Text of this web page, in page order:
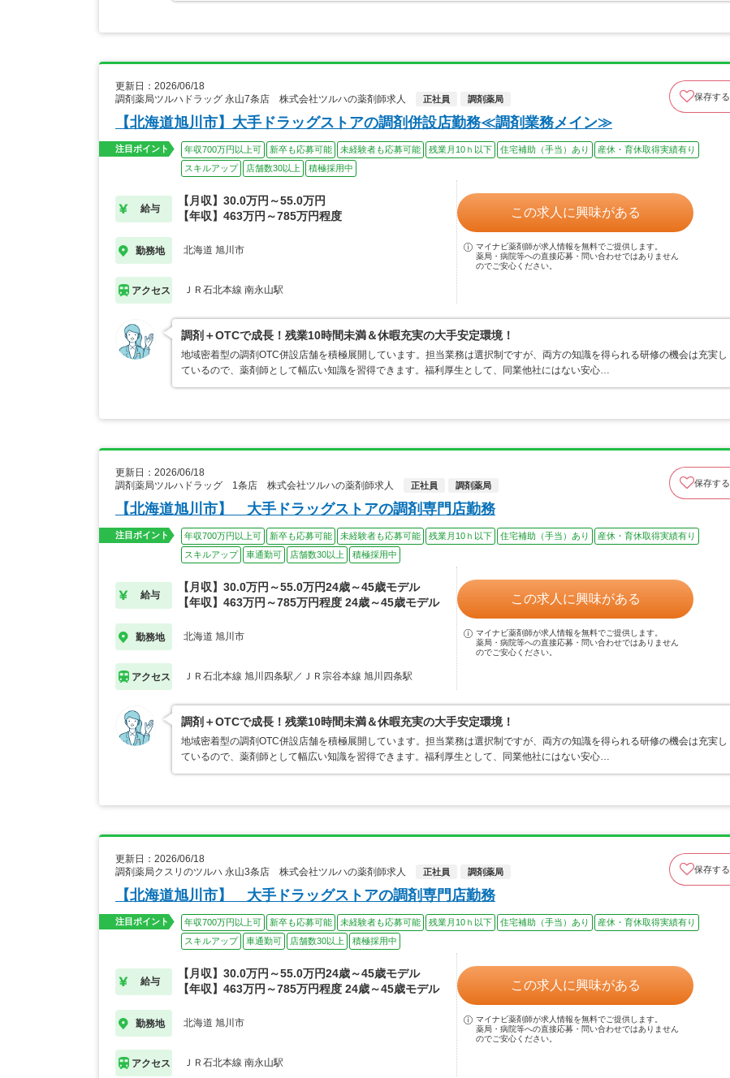
更新日：2026/06/18
調剤薬局ツルハドラッグ 永山7条店 株式会社ツルハの薬剤師求人
正社員 調剤薬局 保存する
【北海道旭川市】大手ドラッグストアの調剤併設店勤務≪調剤業務メイン≫
注目ポイント 年収700万円以上可 新卒も応募可能 未経験者も応募可能 残業月10ｈ以下 住宅補助（手当）あり
産休・育休取得実績有り
スキルアップ
店舗数30以上 積極採用中
給与
【月収】30.0万円～55.0万円
【年収】463万円～785万円程度
勤務地 北海道 旭川市
アクセス ＪＲ石北本線 南永山駅
この求人に興味がある
マイナビ薬剤師が求人情報を無料でご提供します。
薬局・病院等への直接応募・問い合わせではありません
のでご安心ください。
調剤＋OTCで成長！残業10時間未満＆休暇充実の大手安定環境！
地域密着型の調剤OTC併設店舗を積極展開しています。担当業務は選択制ですが、両方の知識を得られる研修の機会は充実し
ているので、薬剤師として幅広い知識を習得できます。福利厚生として、同業他社にはない安心…
更新日：2026/06/18
調剤薬局ツルハドラッグ 1条店 株式会社ツルハの薬剤師求人
正社員 調剤薬局 保存する
【北海道旭川市】 大手ドラッグストアの調剤専門店勤務
注目ポイント 年収700万円以上可 新卒も応募可能 未経験者も応募可能 残業月10ｈ以下 住宅補助（手当）あり
産休・育休取得実績有り
スキルアップ
車通勤可 店舗数30以上 積極採用中
給与
【月収】30.0万円～55.0万円24歳～45歳モデル
【年収】463万円～785万円程度 24歳～45歳モデル
勤務地 北海道 旭川市
アクセス ＪＲ石北本線 旭川四条駅／ＪＲ宗谷本線 旭川四条駅
この求人に興味がある
マイナビ薬剤師が求人情報を無料でご提供します。
薬局・病院等への直接応募・問い合わせではありません
のでご安心ください。
調剤＋OTCで成長！残業10時間未満＆休暇充実の大手安定環境！
地域密着型の調剤OTC併設店舗を積極展開しています。担当業務は選択制ですが、両方の知識を得られる研修の機会は充実し
ているので、薬剤師として幅広い知識を習得できます。福利厚生として、同業他社にはない安心…
更新日：2026/06/18
調剤薬局クスリのツルハ 永山3条店 株式会社ツルハの薬剤師求人
正社員 調剤薬局 保存する
【北海道旭川市】 大手ドラッグストアの調剤専門店勤務
注目ポイント 年収700万円以上可 新卒も応募可能 未経験者も応募可能 残業月10ｈ以下 住宅補助（手当）あり
産休・育休取得実績有り
スキルアップ
車通勤可 店舗数30以上 積極採用中
給与
【月収】30.0万円～55.0万円24歳～45歳モデル
【年収】463万円～785万円程度 24歳～45歳モデル
勤務地 北海道 旭川市
アクセス ＪＲ石北本線 南永山駅
この求人に興味がある
マイナビ薬剤師が求人情報を無料でご提供します。
薬局・病院等への直接応募・問い合わせではありません
のでご安心ください。